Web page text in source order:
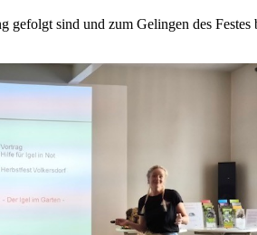
sind und zum Gelingen des Festes